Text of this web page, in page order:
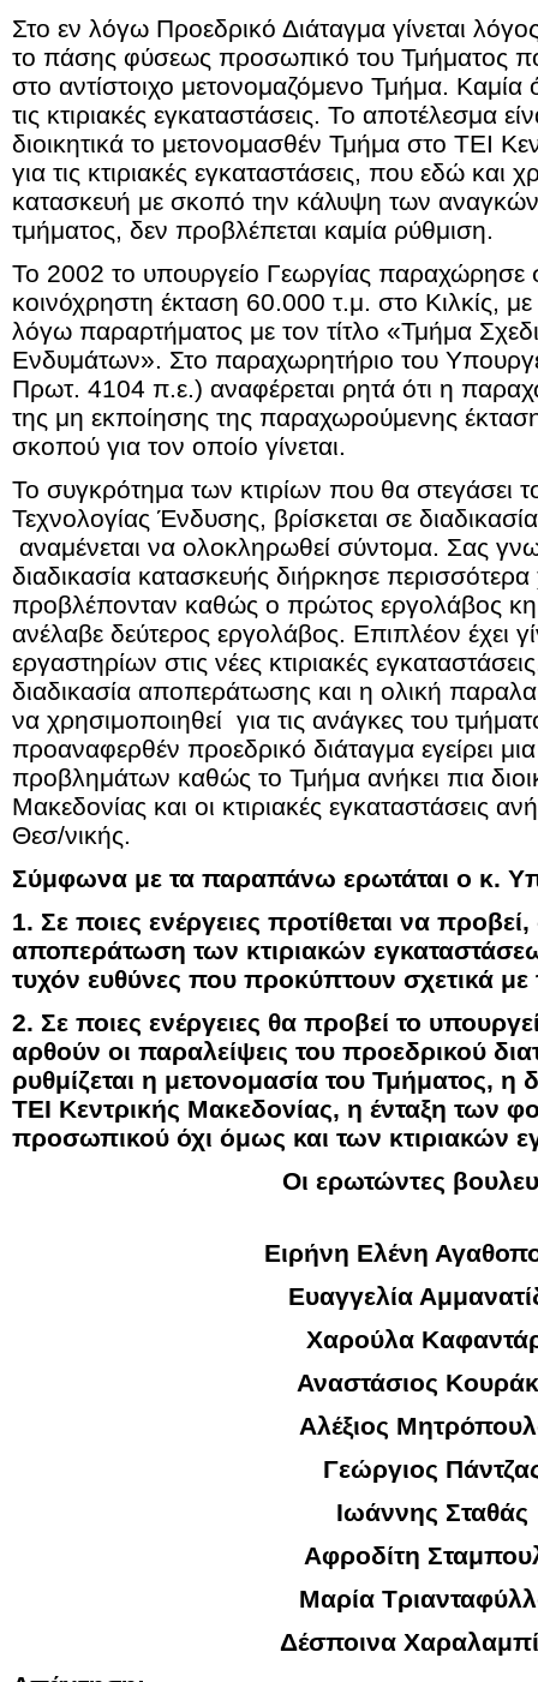
Στο εν λόγω Προεδρικό Διάταγμα γίνεται
το πάσης φύσεως προσωπικό του Τμήματος
στο αντίστοιχο μετονομαζόμενο Τμήμα. Καμία
τις κτιριακές εγκαταστάσεις. Το αποτέλεσμα
διοικητικά το μετονομασθέν Τμήμα στο ΤΕΙ
για τις κτιριακές εγκαταστάσεις, που εδώ και
κατασκευή με σκοπό την κάλυψη των αναγκών
τμήματος, δεν προβλέπεται καμία ρύθμιση.
Το 2002 το υπουργείο Γεωργίας
κοινόχρηστη έκταση 60.000 τ.μ. στο Κιλκίς,
λόγω παραρτήματος με τον τίτλο «Τμήμα
Ενδυμάτων». Στο παραχωρητήριο του
Πρωτ. 4104 π.ε.) αναφέρεται ρητά ότι η
της μη εκποίησης της παραχωρούμενης
σκοπού για τον οποίο γίνεται.
Το συγκρότημα των κτιρίων που θα στεγάσει
Τεχνολογίας Ένδυσης, βρίσκεται σε
αναμένεται να ολοκληρωθεί σύντομα. Σας
διαδικασία κατασκευής διήρκησε
προβλέπονταν καθώς ο πρώτος εργολάβος
ανέλαβε δεύτερος εργολάβος. Επιπλέον έχει
εργαστηρίων στις νέες κτιριακές
διαδικασία αποπεράτωσης και η ολική
να χρησιμοποιηθεί για τις ανάγκες του
προαναφερθέν προεδρικό διάταγμα εγείρει
προβλημάτων καθώς το Τμήμα ανήκει πια
Μακεδονίας και οι κτιριακές εγκαταστάσεις
Θεσ/νικής.
Σύμφωνα με τα παραπάνω ερωτάται ο κ.
1. Σε ποιες ενέργειες προτίθεται να
αποπεράτωση των κτιριακών
τυχόν ευθύνες που προκύπτουν σχετικά
2. Σε ποιες ενέργειες θα προβεί το
αρθούν οι παραλείψεις του προεδρικού
ρυθμίζεται η μετονομασία του Τμήματος, η
ΤΕΙ Κεντρικής Μακεδονίας, η ένταξη των
προσωπικού όχι όμως και των κτιριακών
Οι ερωτώντες
Ειρήνη Ελένη
Ευαγγελία
Χαρούλα
Αναστάσιος
Αλέξιος
Γεώργιος
Ιωάννης Σταθάς
Αφροδίτη
Μαρία
Δέσποινα